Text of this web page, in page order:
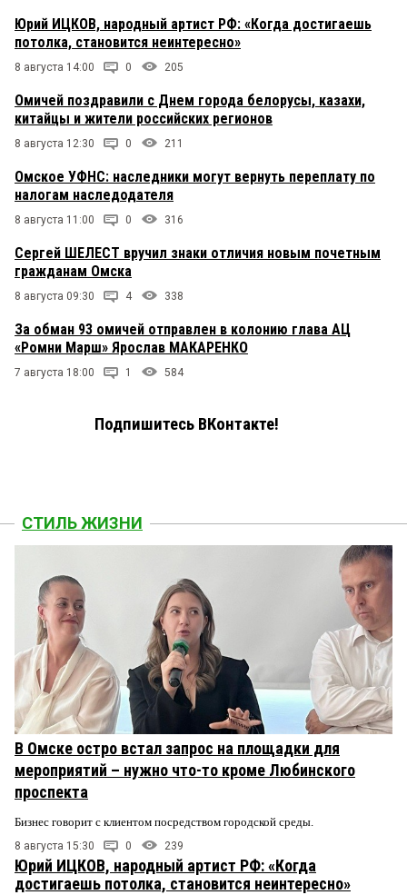
Юрий ИЦКОВ, народный артист РФ: «Когда достигаешь
потолка, становится неинтересно»
8 августа 14:00 0 205
Омичей поздравили с Днем города белорусы, казахи,
китайцы и жители российских регионов
8 августа 12:30 0 211
Омское УФНС: наследники могут вернуть переплату по
налогам наследодателя
8 августа 11:00 0 316
Сергей ШЕЛЕСТ вручил знаки отличия новым почетным
гражданам Омска
8 августа 09:30 4 338
За обман 93 омичей отправлен в колонию глава АЦ
«Ромни Марш» Ярослав МАКАРЕНКО
7 августа 18:00 1 584
Подпишитесь ВКонтакте!
СТИЛЬ ЖИЗНИ
В Омске остро встал запрос на площадки для
мероприятий – нужно что-то кроме Любинского
проспекта
Бизнес говорит с клиентом посредством городской среды.
8 августа 15:30 0 239
Юрий ИЦКОВ, народный артист РФ: «Когда
достигаешь потолка, становится неинтересно»